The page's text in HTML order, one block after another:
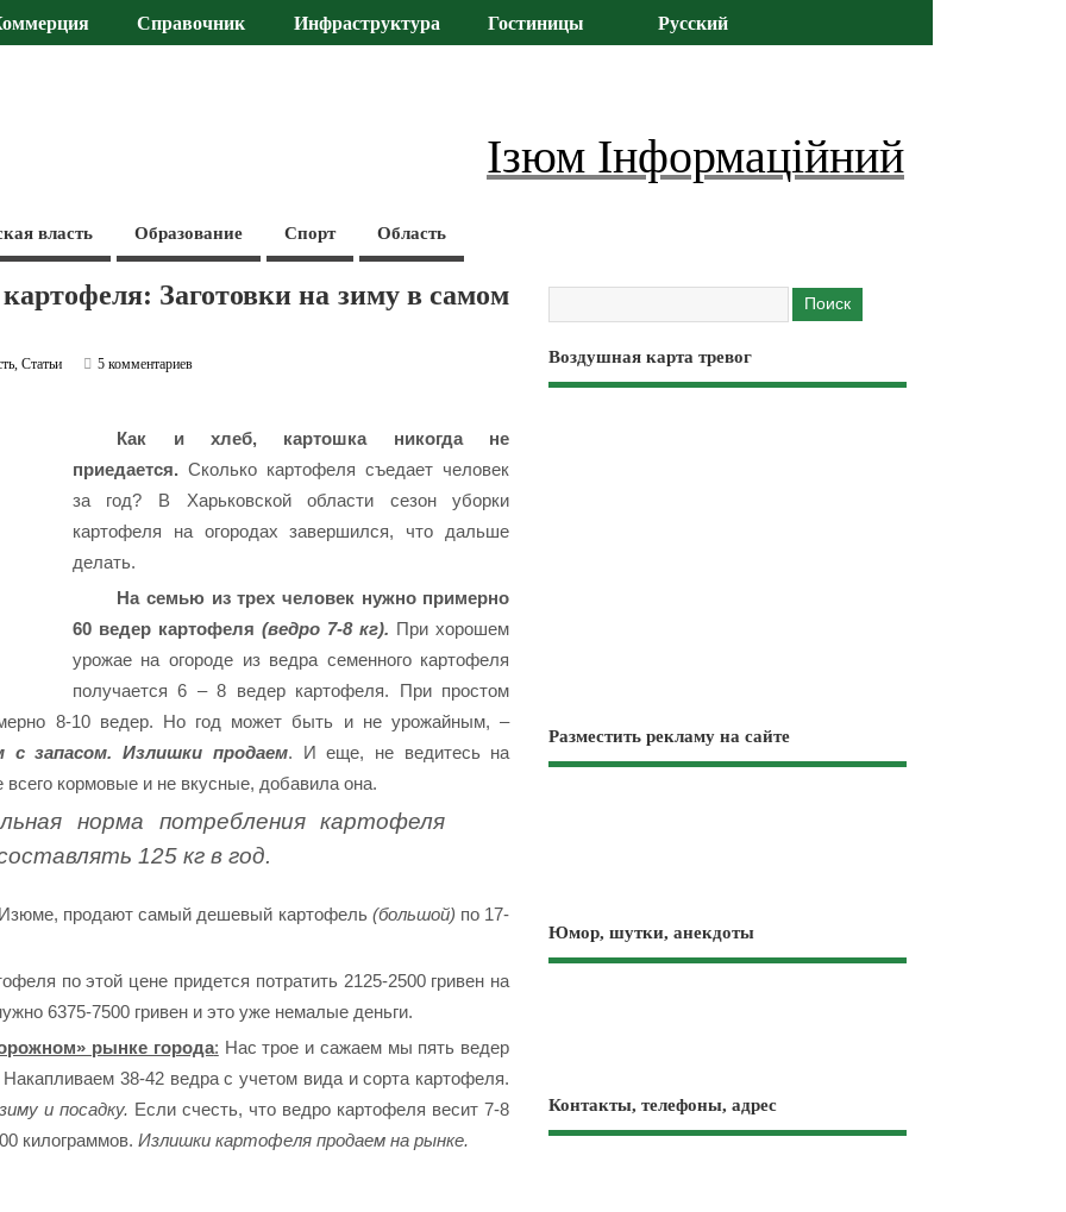
Справочник Инфраструктура Гостиницы Русский
Ізюм Інформаційний
власть Образование Спорт Область
Заготовки на зиму в самом
,Статьи
5 комментариев
Как и хлеб, картошка никогда не
приедается.Сколько картофеля съедает человек
за год? В Харьковской области сезон уборки
картофеля на огородах завершился, что дальше
делать.
На семью из трех человек нужно примерно
60 ведер картофеля (ведро 7-8 кг). При хорошем
урожае на огороде из ведра семенного картофеля
получается 6 – 8 ведер картофеля. При простом
8-10 ведер. Но год может быть и не урожайным, –
с запасом. Излишки продаем. И еще, не ведитесь на
кормовые и не вкусные, добавила она.
норма потребления картофеля
125 кг в год.
Изюме, продают самый дешевый картофель (большой) по 17-
по этой цене придется потратить 2125-2500 гривен на
6375-7500 гривен и это уже немалые деньги.
рынке города: Нас трое и сажаем мы пять ведер
38-42 ведра с учетом вида и сорта картофеля.
и посадку. Если счесть, что ведро картофеля весит 7-8
килограммов.Излишки картофеля продаем на рынке.
Воздушная карта тревог
Разместить рекламу на сайте
Юмор, шутки, анекдоты
Контакты, телефоны, адрес